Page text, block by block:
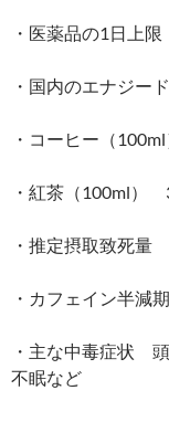
・医薬品の1日上
・国内のエナジー
・コーヒー（
・紅茶（100ml）
・推定摂取致死量
・カフェイン半減
・主な中毒症状
不眠など